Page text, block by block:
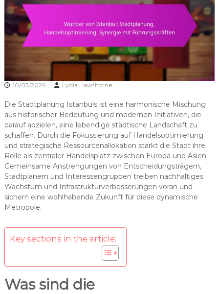
10/03/2026 Lydia Hawthorne
Die Stadtplanung Istanbuls ist eine harmonische Mischung
aus historischer Bedeutung und modernen Initiativen, die
darauf abzielen, eine lebendige städtische Landschaft zu
schaffen. Durch die Fokussierung auf Handelsoptimierung
und strategische Ressourcenallokation stärkt die Stadt ihre
Rolle als zentraler Handelsplatz zwischen Europa und Asien.
Gemeinsame Anstrengungen von Entscheidungsträgern,
Stadtplanern und Interessengruppen treiben nachhaltiges
Wachstum und Infrastrukturverbesserungen voran und
sichern eine wohlhabende Zukunft für diese dynamische
Metropole.
Key sections in the article:
Was sind die